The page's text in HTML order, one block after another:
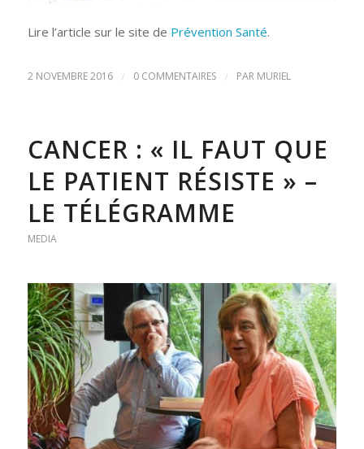
Lire l’article sur le site de Prévention Santé.
2 NOVEMBRE 2016 / 0 COMMENTAIRES / PAR MURIEL
CANCER : « IL FAUT QUE
LE PATIENT RÉSISTE » –
LE TÉLÉGRAMME
MEDIA